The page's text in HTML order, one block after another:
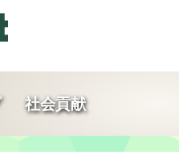
社会貢献